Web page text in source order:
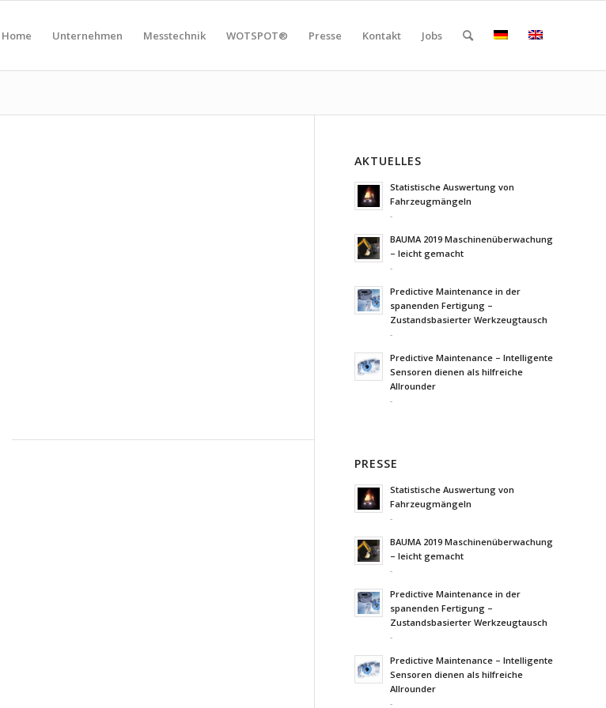
Home Unternehmen Messtechnik WOTSPOT® Presse Kontakt Jobs
AKTUELLES
Statistische Auswertung von
Fahrzeugmängeln
-
BAUMA 2019 Maschinenüberwachung
– leicht gemacht
-
Predictive Maintenance in der
spanenden Fertigung –
Zustandsbasierter Werkzeugtausch
-
Predictive Maintenance – Intelligente
Sensoren dienen als hilfreiche
Allrounder
-
PRESSE
Statistische Auswertung von
Fahrzeugmängeln
-
BAUMA 2019 Maschinenüberwachung
– leicht gemacht
-
Predictive Maintenance in der
spanenden Fertigung –
Zustandsbasierter Werkzeugtausch
-
Predictive Maintenance – Intelligente
Sensoren dienen als hilfreiche
Allrounder
-